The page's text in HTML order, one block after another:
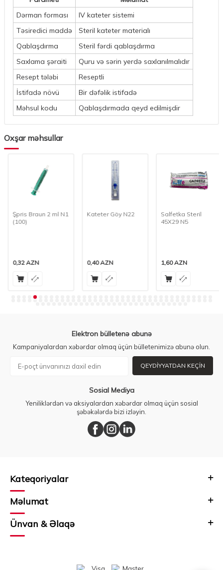
Dərman forması
IV kateter sistemi
Təsiredici maddə
Steril kateter materialı
Qablaşdırma
Steril fərdi qablaşdırma
Saxlama şəraiti
Quru və sərin yerdə saxlanılmalıdır
Resept tələbi
Reseptli
İstifadə növü
Bir dəfəlik istifadə
Məhsul kodu
Qablaşdırmada qeyd edilmişdir
Oxşar məhsullar
Şpris Braun 2 ml N1
(100)
0,32AZN
Kateter Göy N22
0,40AZN
Salfetka Steril
45X29 N5
1,60AZN
Elektron bülletenə abunə
Kampaniyalardan xəbərdar olmaq üçün bülletenimizə abunə olun.
QEYDIYYATDAN KEÇIN
Sosial Mediya
Yeniliklərdən və aksiyalardan xəbərdar olmaq üçün sosial
şəbəkələrdə bizi izləyin.
Kateqoriyalar
Məlumat
Ünvan & Əlaqə